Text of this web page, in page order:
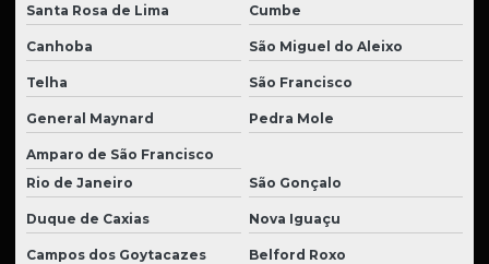
Santa Rosa de Lima Cumbe
Canhoba São Miguel do Aleixo
Telha São Francisco
General Maynard Pedra Mole
Amparo de São Francisco
Rio de Janeiro
São Gonçalo
Duque de Caxias Nova Iguaçu
Campos dos Goytacazes Belford Roxo